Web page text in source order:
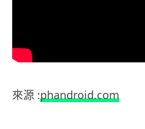
來源 :phandroid.com